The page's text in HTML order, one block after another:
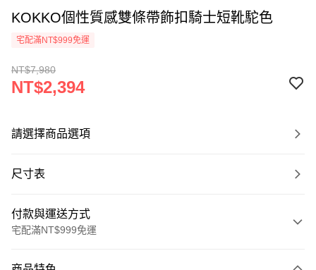
KOKKO個性質感雙條帶飾扣騎士短靴駝色
宅配滿NT$999免運
NT$7,980
NT$2,394
請選擇商品選項
尺寸表
付款與運送方式
宅配滿NT$999免運